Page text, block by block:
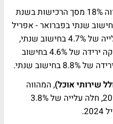
, המהווה 18% מסך הרכישות בשנת
חלה עלייה של 7.8% בחישוב שנתי בפברואר - אפריל
2024. מזה, בענף הרהיטים עלייה של 4.7% בחישוב שנתי,
בענף מוצרי חשמל ואלקטרוניקה ירידה של 4.6% בחישוב
שנתי.
שירותי אוכל), המהווה
16% מסך הרכישות בשנת 2022, חלה עלייה של 3.8%